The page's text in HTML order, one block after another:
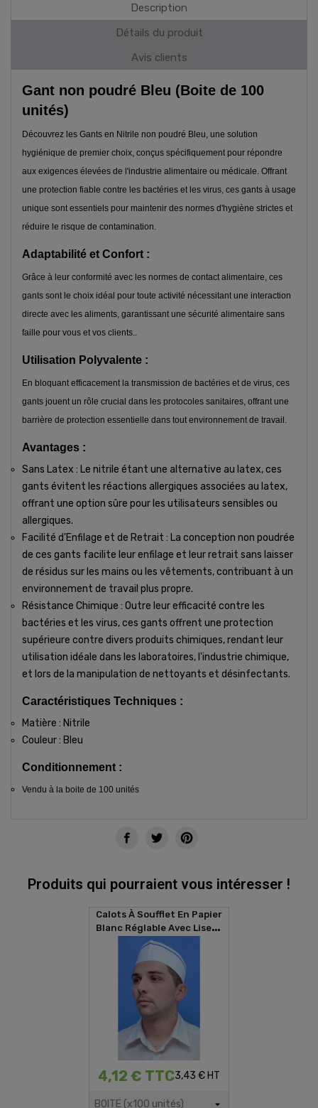
Description
Détails du produit
Avis clients
Gant non poudré Bleu (Boite de 100
unités)
Découvrez les Gants en Nitrile non poudré Bleu, une solution
hygiénique de premier choix, conçus spécifiquement pour répondre
aux exigences élevées de l'industrie alimentaire ou médicale. Offrant
une protection fiable contre les bactéries et les virus, ces gants à usage
unique sont essentiels pour maintenir des normes d'hygiène strictes et
réduire le risque de contamination.
Adaptabilité et Confort :
Grâce à leur conformité avec les normes de contact alimentaire, ces
gants sont le choix idéal pour toute activité nécessitant une interaction
directe avec les aliments, garantissant une sécurité alimentaire sans
faille pour vous et vos clients..
Utilisation Polyvalente :
En bloquant efficacement la transmission de bactéries et de virus, ces
gants jouent un rôle crucial dans les protocoles sanitaires, offrant une
barrière de protection essentielle dans tout environnement de travail.
Avantages :
Sans Latex : Le nitrile étant une alternative au latex, ces
gants évitent les réactions allergiques associées au latex,
offrant une option sûre pour les utilisateurs sensibles ou
allergiques.
Facilité d'Enfilage et de Retrait : La conception non poudrée
de ces gants facilite leur enfilage et leur retrait sans laisser
de résidus sur les mains ou les vêtements, contribuant à un
environnement de travail plus propre.
Résistance Chimique : Outre leur efficacité contre les
bactéries et les virus, ces gants offrent une protection
supérieure contre divers produits chimiques, rendant leur
utilisation idéale dans les laboratoires, l'industrie chimique,
et lors de la manipulation de nettoyants et désinfectants.
Caractéristiques Techniques :
Matière : Nitrile
Couleur : Bleu
Conditionnement :
Vendu à la boite de 100 unités
Produits qui pourraient vous intéresser !
Calots À Soufflet En Papier
Blanc Réglable Avec Liseré
Bleu
4,12 € TTC3,43 € HT